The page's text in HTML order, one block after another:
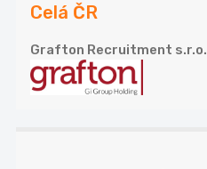
Celá ČR
Grafton Recruitment s.r.o.